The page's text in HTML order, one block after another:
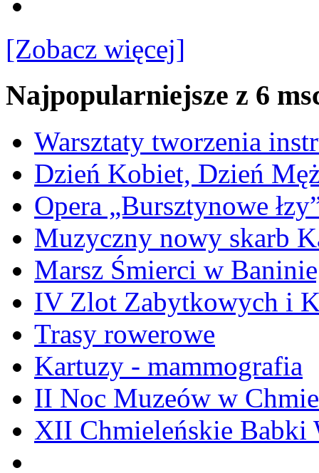
[Zobacz więcej]
Najpopularniejsze z 6
Warsztaty tworzenia
Dzień Kobiet, Dzień
Opera „Bursztynowe
Muzyczny nowy skarb
Marsz Śmierci w
IV Zlot Zabytkowych i
Trasy rowerowe
Kartuzy - mammografia
II Noc Muzeów w
XII Chmieleńskie Babki